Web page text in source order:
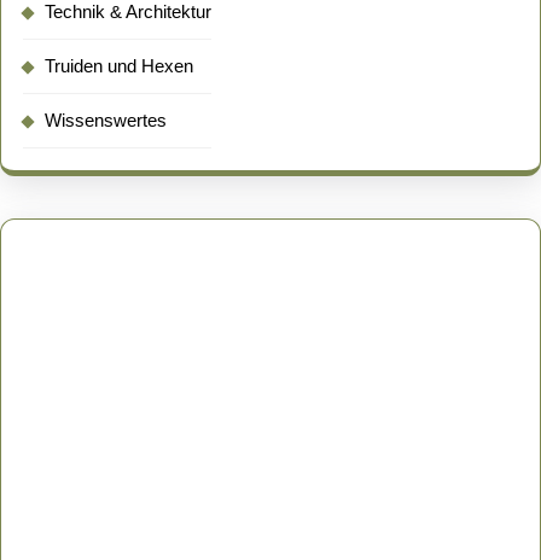
Technik & Architektur
Truiden und Hexen
Wissenswertes